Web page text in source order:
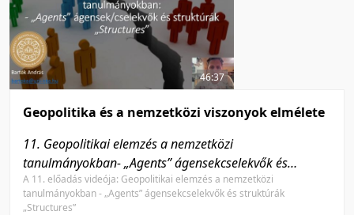
46:37
Geopolitika és a nemzetközi viszonyok elmélete
11. Geopolitikai elemzés a nemzetközi
tanulmányokban- „Agents” ágensekcselekvők és
struktúrák „Structures”
A 11. előadás videója: Geopolitikai elemzés a nemzetközi
tanulmányokban - „Agents” ágensekcselekvők és struktúrák
„Structures”